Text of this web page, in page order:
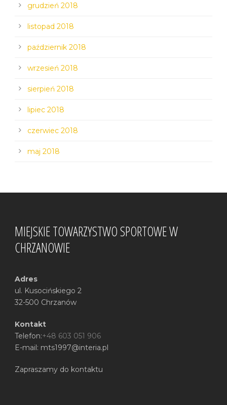
grudzień 2018
listopad 2018
październik 2018
wrzesień 2018
sierpień 2018
lipiec 2018
czerwiec 2018
maj 2018
MIEJSKIE TOWARZYSTWO SPORTOWE W
CHRZANOWIE
Adres
ul. Kusocińskiego 2
32-500 Chrzanów
Kontakt
Telefon:+48 603 051 906
E-mail: mts1997@interia.pl
Zapraszamy do kontaktu